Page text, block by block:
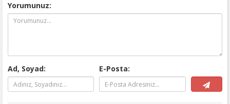
Yorumunuz:
Ad, Soyad: E-Posta: